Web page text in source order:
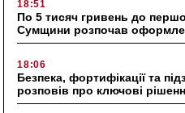
18:51
По 5 тисяч гривень до
Сумщини розпочав
18:06
Безпека, фортифікації та
розповів про ключові